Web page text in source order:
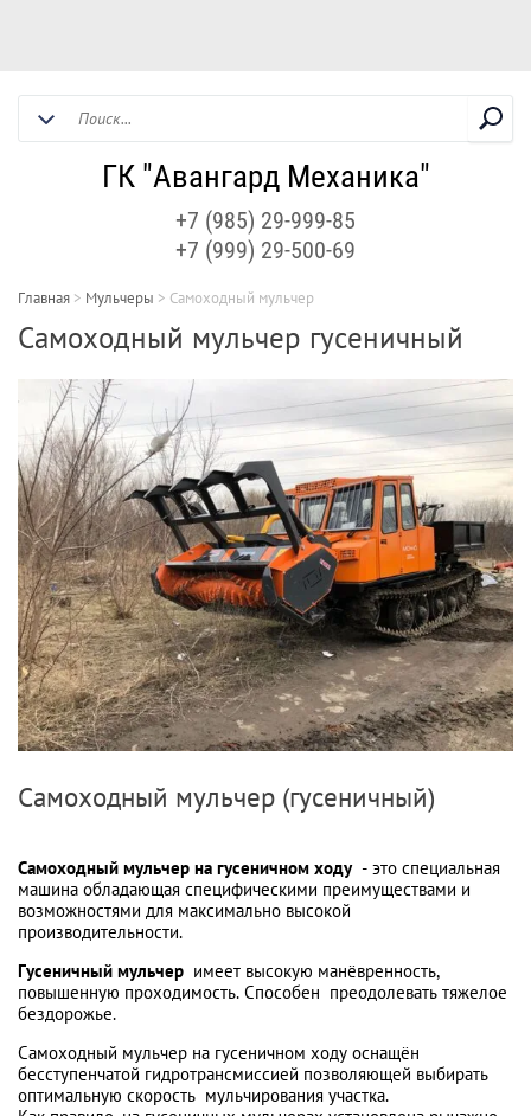
ГК "Авангард Механика"
+7 (985) 29-999-85
+7 (999) 29-500-69
Главная > Мульчеры > Самоходный мульчер
Самоходный мульчер гусеничный
Самоходный мульчер (гусеничный)
Самоходный мульчер на гусеничном ходу- это специальная
машина обладающая специфическими преимуществами и
возможностями для максимально высокой
производительности.
Гусеничный мульчер имеет высокую манёвренность,
повышенную проходимость. Способен преодолевать тяжелое
бездорожье.
Самоходный мульчер на гусеничном ходу оснащён
бесступенчатой гидротрансмиссией позволяющей выбирать
оптимальную скорость мульчирования участка.